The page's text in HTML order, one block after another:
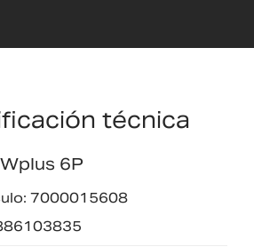
técnica
6P
7000015608